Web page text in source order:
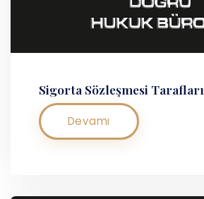
Sigorta Sözleşmesi Tarafları
Devamı